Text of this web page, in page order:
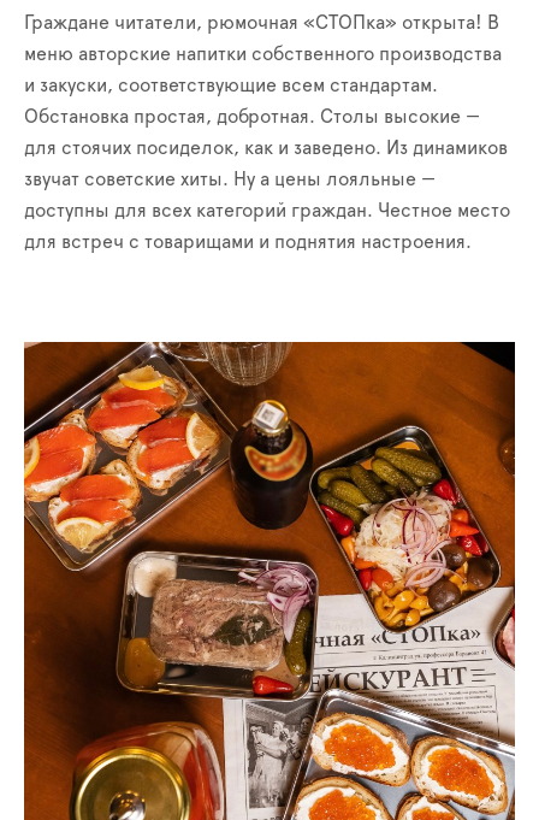
Граждане читатели, рюмочная «СТОПка» открыта! В
меню авторские напитки собственного производства
и закуски, соответствующие всем стандартам.
Обстановка простая, добротная. Столы высокие —
для стоячих посиделок, как и заведено. Из динамиков
звучат советские хиты. Ну а цены лояльные —
доступны для всех категорий граждан. Честное место
для встреч с товарищами и поднятия настроения.